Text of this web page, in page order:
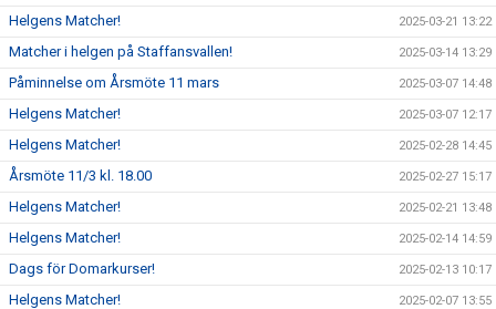
Helgens Matcher! 2025-03-21 13:22
Matcher i helgen på Staffansvallen! 2025-03-14 13:29
Påminnelse om Årsmöte 11 mars 2025-03-07 14:48
Helgens Matcher! 2025-03-07 12:17
Helgens Matcher! 2025-02-28 14:45
Årsmöte 11/3 kl. 18.00 2025-02-27 15:17
Helgens Matcher! 2025-02-21 13:48
Helgens Matcher! 2025-02-14 14:59
Dags för Domarkurser! 2025-02-13 10:17
Helgens Matcher! 2025-02-07 13:55